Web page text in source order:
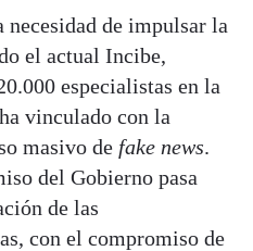
necesidad de impulsar la
el actual Incibe,
especialistas en la
vinculado con la
masivo de fake news.
del Gobierno pasa
de las
con el compromiso de